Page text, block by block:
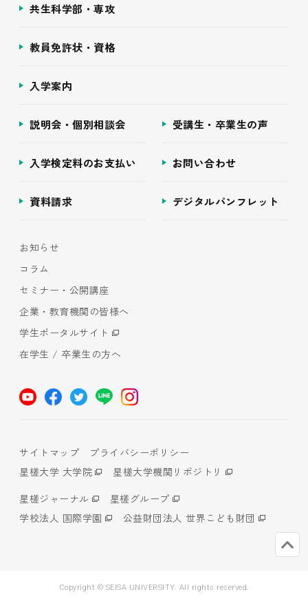
共生科学部・専攻
教員免許状・資格
入学案内
説明会・個別相談会 受講生・卒業生の声
入学検定料のお支払い お問い合わせ
資料請求 デジタルパンフレット
お知らせ
コラム
セミナー・公開講座
企業・教育機関の皆様へ
学生ポータルサイト
在学生 / 卒業生の方へ
サイトマップ
プライバシーポリシー
星槎大学 大学院
星槎大学機関リポジトリ
星槎ジャーナル
星槎グループ
学校法人 国際学園
公益財団法人 世界こども財団
Copyright © SEISA UNIVERSITY. All rights reserved.